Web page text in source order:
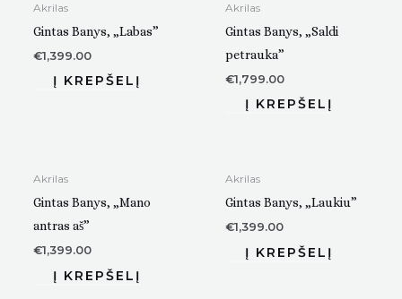
Akrilas
Gintas Banys, „Labas”
€1,399.00
Akrilas
Gintas Banys, „Saldi
petrauka”
€1,799.00
Akrilas
Gintas Banys, „Mano
antras aš”
€1,399.00
Akrilas
Gintas Banys, „Laukiu”
€1,399.00